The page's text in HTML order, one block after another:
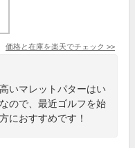
価格と在庫を楽天でチェック >>
いマレットパターはい
ので、最近ゴルフを始
におすすめです！